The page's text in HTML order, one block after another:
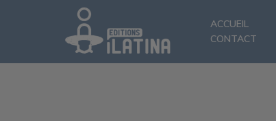
ACCUEIL
CONTACT